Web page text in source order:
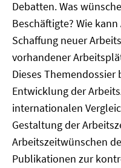
Debatten. Was
Beschäftigte? Wie
Schaffung neuer
vorhandener
Dieses
Entwicklung der
internationalen
Gestaltung der
Arbeitszeitwünschen
Publikationen zur